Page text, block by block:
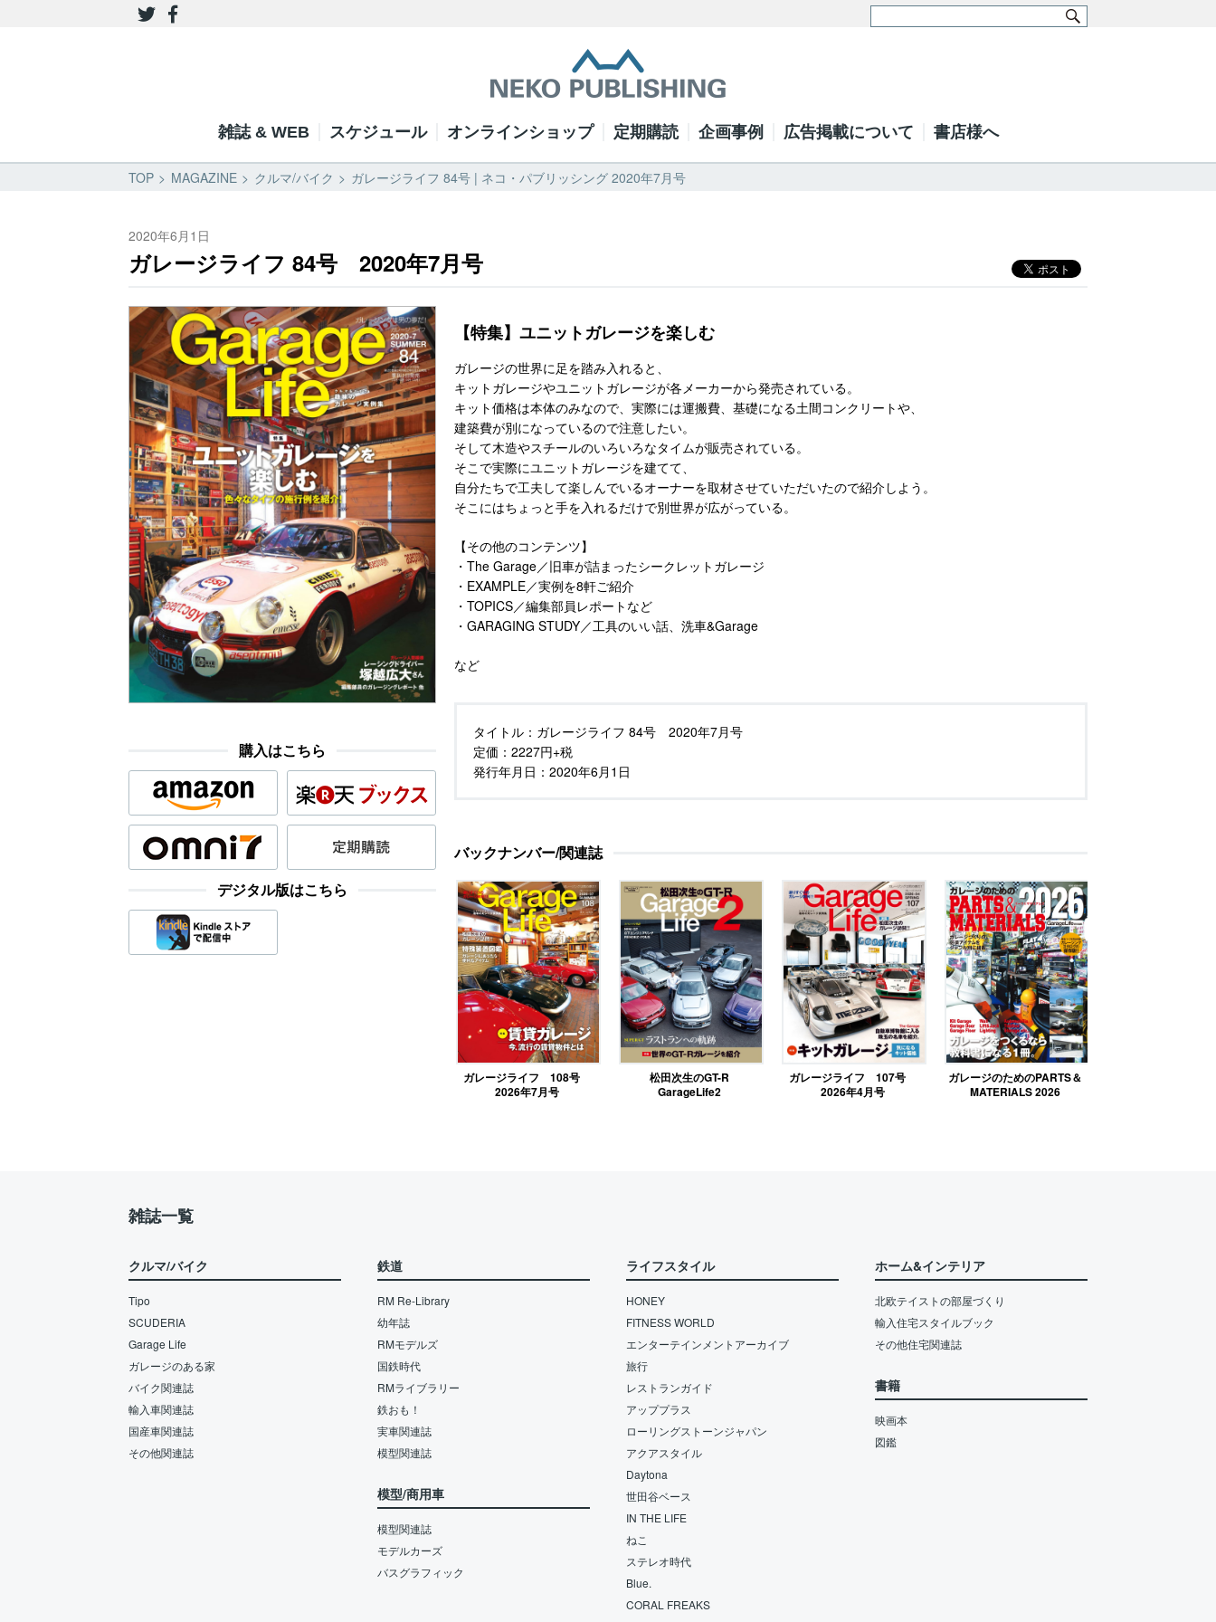
雑誌 & WEB スケジュール オンラインショップ 定期購読 企画事例 広告掲載について 書店様へ
TOP MAGAZINE クルマ/バイク ガレージライフ 84号 | ネコ・パブリッシング 2020年7月号
2020年6月1日
ガレージライフ 84号 2020年7月号
購入はこちら
デジタル版はこちら
【特集】ユニットガレージを楽しむ
ガレージの世界に足を踏み入れると、
キットガレージやユニットガレージが各メーカーから発売されている。
キット価格は本体のみなので、実際には運搬費、基礎になる土間コンクリートや、
建築費が別になっているので注意したい。
そして木造やスチールのいろいろなタイムが販売されている。
そこで実際にユニットガレージを建てて、
自分たちで工夫して楽しんでいるオーナーを取材させていただいたので紹介しよう。
そこにはちょっと手を入れるだけで別世界が広がっている。
【その他のコンテンツ】
・The Garage／旧車が詰まったシークレットガレージ
・EXAMPLE／実例を8軒ご紹介
・TOPICS／編集部員レポートなど
・GARAGING STUDY／工具のいい話、洗車&Garage
など
タイトル： ガレージライフ 84号 2020年7月号
定価： 2227円+税
発行年月日： 2020年6月1日
バックナンバー/関連誌
ガレージライフ 108号
2026年7月号
松田次生のGT-R
GarageLife2
ガレージライフ 107号
2026年4月号
ガレージのためのPARTS＆
MATERIALS 2026
雑誌一覧
クルマ/バイク
Tipo
SCUDERIA
Garage Life
ガレージのある家
バイク関連誌
輸入車関連誌
国産車関連誌
その他関連誌
鉄道
RM Re-Library
幼年誌
RMモデルズ
国鉄時代
RMライブラリー
鉄おも！
実車関連誌
模型関連誌
模型/商用車
模型関連誌
モデルカーズ
バスグラフィック
ライフスタイル
HONEY
FITNESS WORLD
エンターテインメントアーカイブ
旅行
レストランガイド
アッププラス
ローリングストーンジャパン
アクアスタイル
Daytona
世田谷ベース
IN THE LIFE
ねこ
ステレオ時代
Blue.
CORAL FREAKS
ホーム&インテリア
北欧テイストの部屋づくり
輸入住宅スタイルブック
その他住宅関連誌
書籍
映画本
図鑑